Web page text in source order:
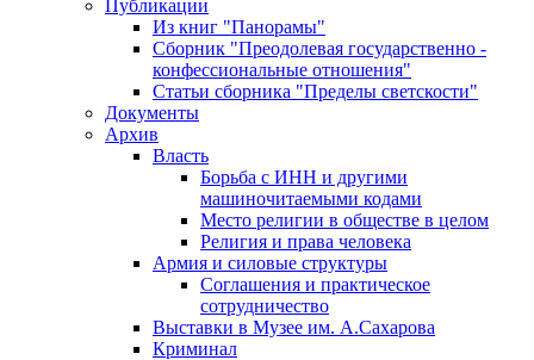
Публикации
Из книг "Панорамы"
Сборник "Преодолевая государственно -
конфессиональные отношения"
Статьи сборника "Пределы светскости"
Документы
Архив
Власть
Борьба с ИНН и другими
машиночитаемыми кодами
Место религии в обществе в целом
Религия и права человека
Армия и силовые структуры
Соглашения и практическое
сотрудничество
Выставки в Музее им. А.Сахарова
Криминал